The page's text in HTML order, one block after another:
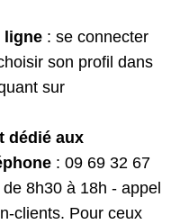
ligne : se connecter
son profil dans
sur
dédié aux
: 09 69 32 67
8h30 à 18h - appel
clients. Pour ceux